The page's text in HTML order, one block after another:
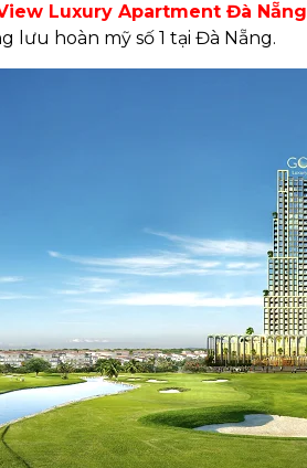
Luxury Apartment Đà Nẵng
hoàn mỹ số 1 tại Đà Nẵng.